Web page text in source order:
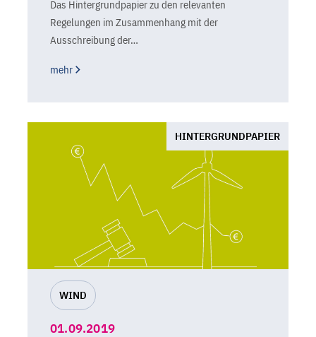
Das Hintergrundpapier zu den relevanten
Regelungen im Zusammenhang mit der
Ausschreibung der…
mehr
HINTERGRUNDPAPIER
WIND
01.09.2019